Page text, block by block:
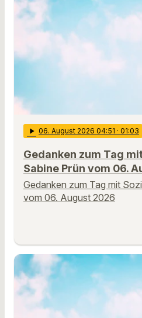
play_arrow 06. August 2026 04:51 · 01:03
Gedanken zum Tag
Sabine Prün vom 06.
Gedanken zum Tag mit
vom 06. August 2026